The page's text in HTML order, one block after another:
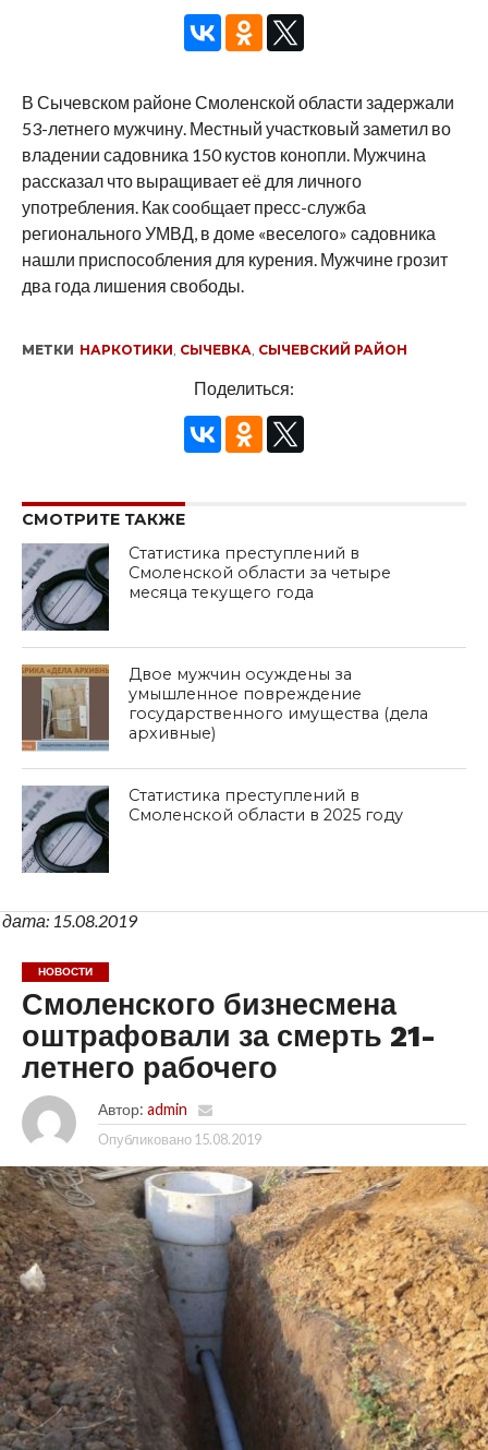
В Сычевском районе Смоленской области задержали
53-летнего мужчину. Местный участковый заметил во
владении садовника 150 кустов конопли. Мужчина
рассказал что выращивает её для личного
употребления. Как сообщает пресс-служба
регионального УМВД, в доме «веселого» садовника
нашли приспособления для курения. Мужчине грозит
два года лишения свободы.
МЕТКИ НАРКОТИКИ, СЫЧЕВКА, СЫЧЕВСКИЙ РАЙОН
Поделиться:
СМОТРИТЕ ТАКЖЕ
Статистика преступлений в
Смоленской области за четыре
месяца текущего года
Двое мужчин осуждены за
умышленное повреждение
государственного имущества (дела
архивные)
Статистика преступлений в
Смоленской области в 2025 году
дата: 15.08.2019
НОВОСТИ
Смоленского бизнесмена
оштрафовали за смерть 21-
летнего рабочего
Автор: admin
Опубликовано 15.08.2019